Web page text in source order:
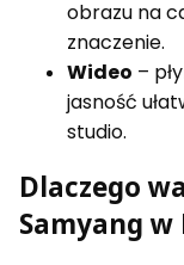
obrazu na
znaczenie.
Wideo –
jasność
studio.
Dlaczego
Samyang